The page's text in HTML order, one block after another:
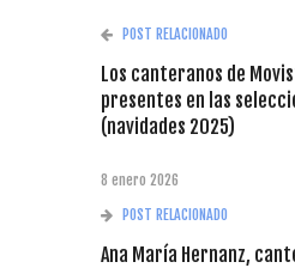
POST RELACIONADO
Los canteranos de
presentes en las
(navidades 2025)
8 enero 2026
POST RELACIONADO
Ana María Hernanz,